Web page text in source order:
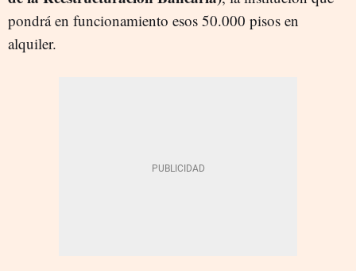
pondrá en funcionamiento esos 50.000 pisos en
alquiler.